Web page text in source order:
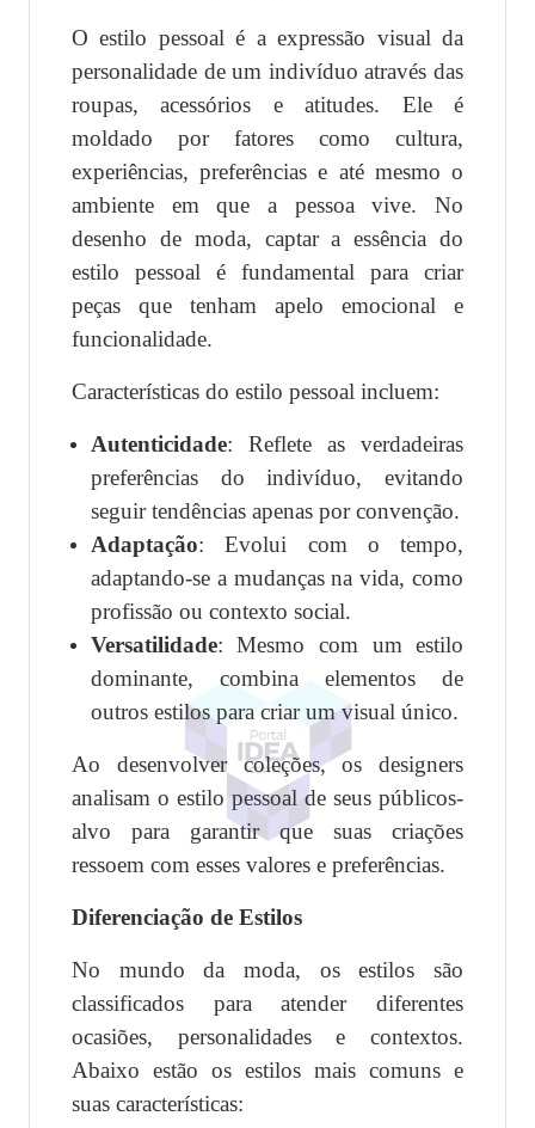
O estilo pessoal é a expressão visual da
personalidade de um indivíduo através das
roupas, acessórios e atitudes. Ele é
moldado por fatores como cultura,
experiências, preferências e até mesmo o
ambiente em que a pessoa vive. No
desenho de moda, captar a essência do
estilo pessoal é fundamental para criar
peças que tenham apelo emocional e
funcionalidade.
Características do estilo pessoal incluem:
Autenticidade: Reflete as verdadeiras
preferências do indivíduo, evitando
seguir tendências apenas por convenção.
Adaptação: Evolui com o tempo,
adaptando-se a mudanças na vida, como
profissão ou contexto social.
Versatilidade: Mesmo com um estilo
dominante, combina elementos de
outros estilos para criar um visual único.
Ao desenvolver coleções, os designers
analisam o estilo pessoal de seus públicos-
alvo para garantir que suas criações
ressoem com esses valores e preferências.
Diferenciação de Estilos
No mundo da moda, os estilos são
classificados para atender diferentes
ocasiões, personalidades e contextos.
Abaixo estão os estilos mais comuns e
suas características: